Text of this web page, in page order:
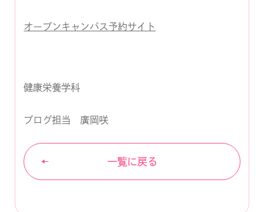
オープンキャンパス予約サイト
健康栄養学科
ブログ担当 廣岡咲
一覧に戻る